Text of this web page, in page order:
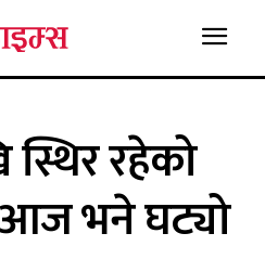
रहेको
भने घट्यो